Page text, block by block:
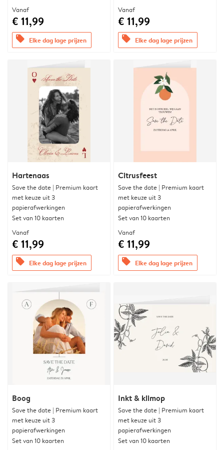
Vanaf
€ 11,99
offers Elke dag lage prijzen
Vanaf
€ 11,99
offers Elke dag lage prijzen
Hartenaas
Save the date | Premium kaart
met keuze uit 3
papierafwerkingen
Set van 10 kaarten
Vanaf
€ 11,99
offers Elke dag lage prijzen
Citrusfeest
Save the date | Premium kaart
met keuze uit 3
papierafwerkingen
Set van 10 kaarten
Vanaf
€ 11,99
offers Elke dag lage prijzen
Boog
Save the date | Premium kaart
met keuze uit 3
papierafwerkingen
Set van 10 kaarten
Inkt & klimop
Save the date | Premium kaart
met keuze uit 3
papierafwerkingen
Set van 10 kaarten